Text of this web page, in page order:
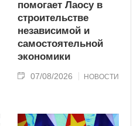
помогает Лаосу в
строительстве
независимой и
самостоятельной
экономики
07/08/2026 НОВОСТИ